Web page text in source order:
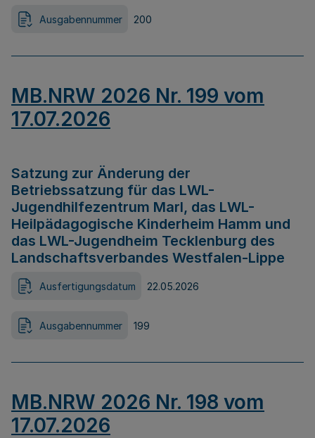
Ausgabennummer 200
MB.NRW 2026 Nr. 199 vom
17.07.2026
Satzung zur Änderung der
Betriebssatzung für das LWL-
Jugendhilfezentrum Marl, das LWL-
Heilpädagogische Kinderheim Hamm und
das LWL-Jugendheim Tecklenburg des
Landschaftsverbandes Westfalen-Lippe
Ausfertigungsdatum 22.05.2026
Ausgabennummer 199
MB.NRW 2026 Nr. 198 vom
17.07.2026